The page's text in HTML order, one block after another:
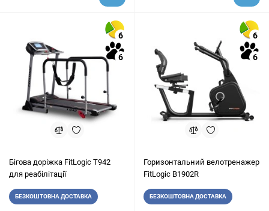
6
6
Бігова доріжка FitLogic T942
для реабілітації
БЕЗКОШТОВНА ДОСТАВКА
6
6
Горизонтальний велотренажер
FitLogic B1902R
БЕЗКОШТОВНА ДОСТАВКА